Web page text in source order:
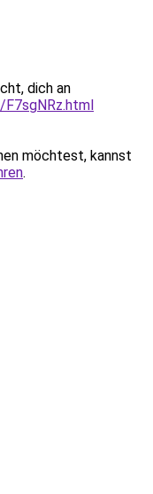
dich an
möchtest, kannst
.